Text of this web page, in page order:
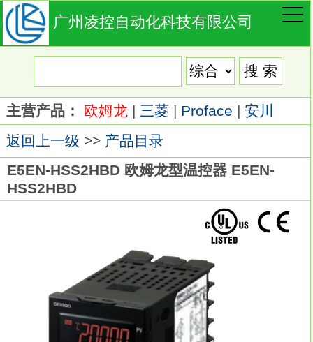
广州凌控自动化科技有限公司
主营产品： 欧姆龙 | 三菱 | Proface | 安川
返回上一级 >> 产品目录
E5EN-HSS2HBD 欧姆龙型温控器 E5EN-
HSS2HBD